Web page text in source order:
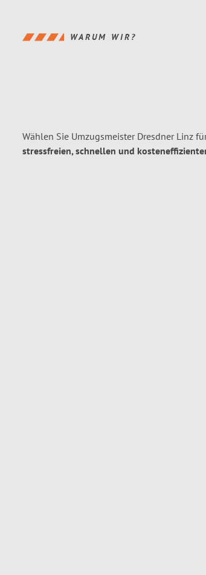
WARUM WIR?
Wählen Sie Umzugsmeister Dresdner Linz
stressfreien, schnellen und